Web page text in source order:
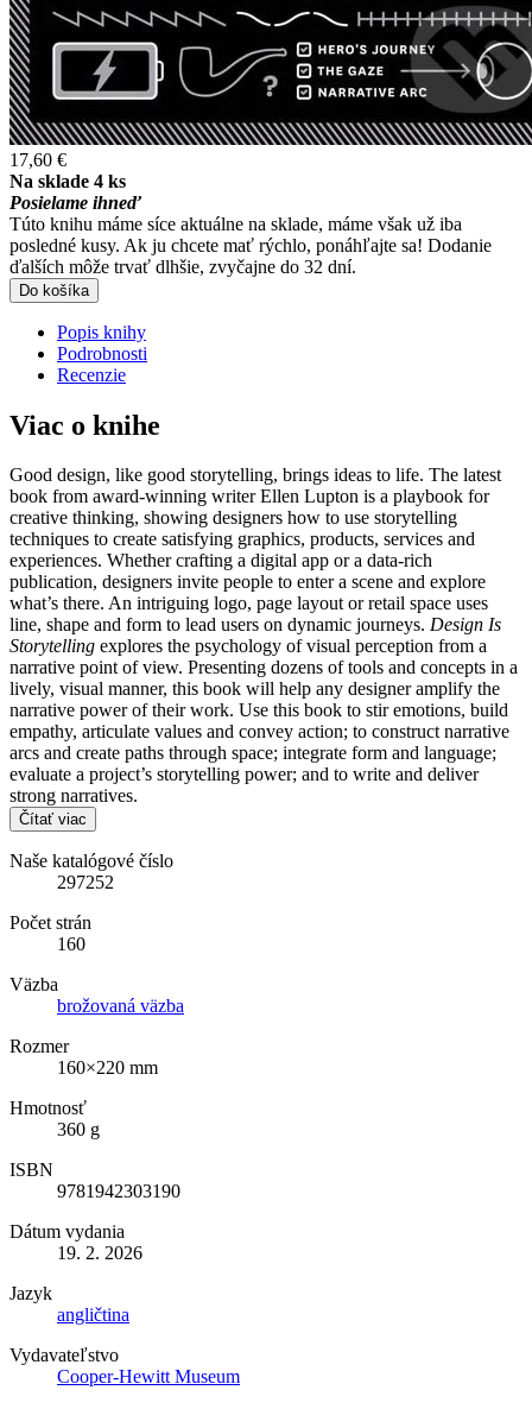
17,60 €
Na sklade 4 ks
Posielame ihneď
Túto knihu máme síce aktuálne na sklade, máme však už iba
posledné kusy. Ak ju chcete mať rýchlo, ponáhľajte sa! Dodanie
ďalších môže trvať dlhšie, zvyčajne do 32 dní.
Do košíka
Popis knihy
Podrobnosti
Recenzie
Viac o knihe
Good design, like good storytelling, brings ideas to life. The latest
book from award-winning writer Ellen Lupton is a playbook for
creative thinking, showing designers how to use storytelling
techniques to create satisfying graphics, products, services and
experiences. Whether crafting a digital app or a data-rich
publication, designers invite people to enter a scene and explore
what’s there. An intriguing logo, page layout or retail space uses
line, shape and form to lead users on dynamic journeys. Design Is
Storytelling explores the psychology of visual perception from a
narrative point of view. Presenting dozens of tools and concepts in a
lively, visual manner, this book will help any designer amplify the
narrative power of their work. Use this book to stir emotions, build
empathy, articulate values and convey action; to construct narrative
arcs and create paths through space; integrate form and language;
evaluate a project’s storytelling power; and to write and deliver
strong narratives.
Čítať viac
Naše katalógové číslo
297252
Počet strán
160
Väzba
brožovaná väzba
Rozmer
160×220 mm
Hmotnosť
360 g
ISBN
9781942303190
Dátum vydania
19. 2. 2026
Jazyk
angličtina
Vydavateľstvo
Cooper-Hewitt Museum